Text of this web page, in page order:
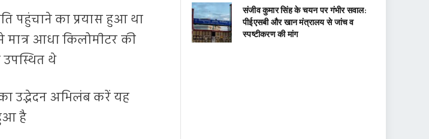
पहुंचाने का प्रयास हुआ था
मात्र आधा किलोमीटर की
थे
उद्भेदन अभिलंब करें यह
है
संजीव कुमार सिंह के चयन पर गंभीर सवाल:
पीईएसबी और खान मंत्रालय से जांच व
स्पष्टीकरण की मांग